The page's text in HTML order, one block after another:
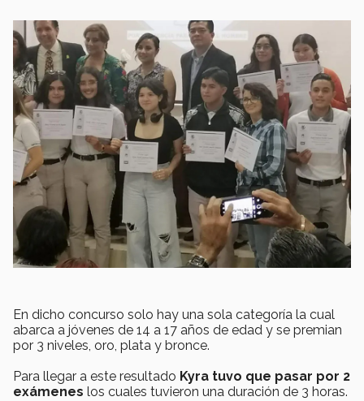
En dicho concurso solo hay una sola categoría la cual
abarca a jóvenes de 14 a 17 años de edad y se premian
por 3 niveles, oro, plata y bronce.
Para llegar a este resultado Kyra tuvo que pasar por 2
exámenes los cuales tuvieron una duración de 3 horas.